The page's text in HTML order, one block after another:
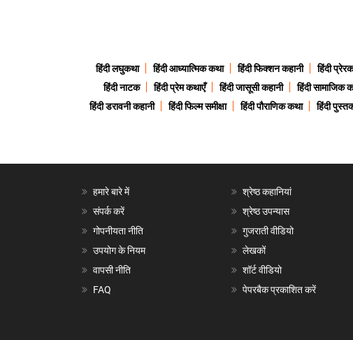
हिंदी लघुकथा हिंदी आध्यात्मिक कथा हिंदी फिक्शन कहानी हिंदी
हिंदी नाटक
हिंदी प्रेम कथाएँ हिंदी जासूसी कहानी हिंदी सामाजिक
हिंदी डरावनी कहानी
हिंदी फिल्म समीक्षा हिंदी पौराणिक कथा हिंदी
हमारे बारे में
संपर्क करें
गोपनीयता नीति
उपयोग के नियम
वापसी नीति
FAQ
श्रेष्ठ कहानियां
श्रेष्ठ उपन्यास
गुजराती वीडियो
लेखकों
शॉर्ट वीडियो
पेपरबैक प्रकाशित करें